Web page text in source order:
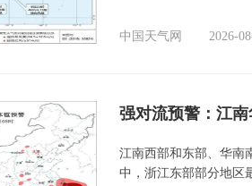
中国天气网 2026-
强对流预警：江
江南西部和东部、华南
中，浙江东部部分地区